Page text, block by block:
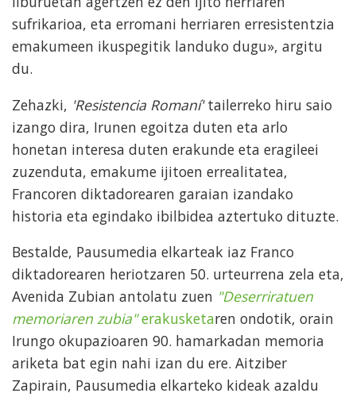
sufrikarioa, eta erromani herriaren erresistentzia
emakumeen ikuspegitik landuko dugu», argitu
du.
Zehazki, 'Resistencia Romaní'tailerreko hiru saio
izango dira, Irunen egoitza duten eta arlo
honetan interesa duten erakunde eta eragileei
zuzenduta, emakume ijitoen errealitatea,
Francoren diktadorearen garaian izandako
historia eta egindako ibilbidea aztertuko dituzte.
Bestalde, Pausumedia elkarteak iaz Franco
diktadorearen heriotzaren 50. urteurrena zela eta,
Avenida Zubian antolatu zuen "Deserriratuen
memoriaren zubia"erakusketaren ondotik, orain
Irungo okupazioaren 90. hamarkadan memoria
ariketa bat egin nahi izan du ere. Aitziber
Zapirain, Pausumedia elkarteko kideak azaldu